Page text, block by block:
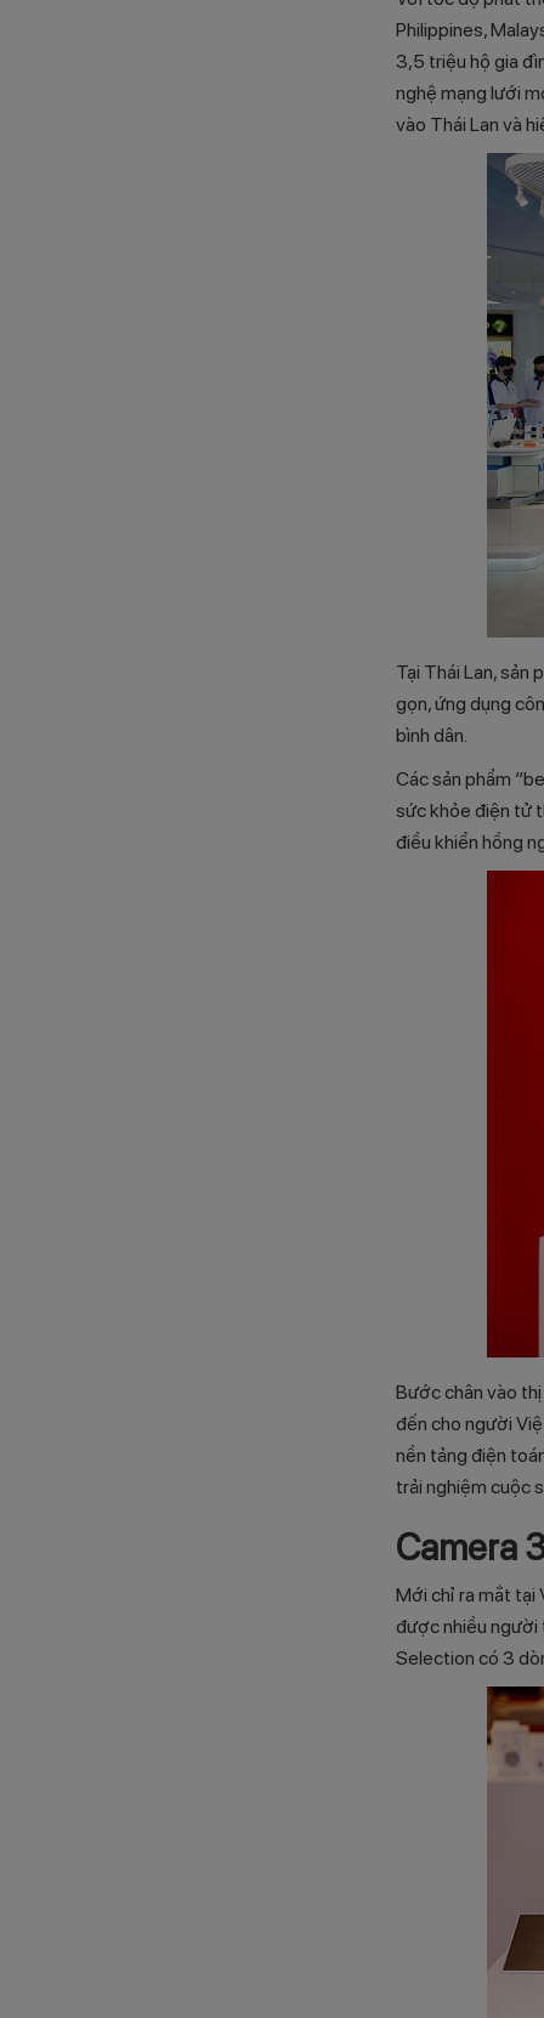
Philippines,
3,5 triệu hộ gia
nghệ mạng lưới
vào Thái Lan và
Tại Thái Lan,
gọn, ứng dụng
bình dân.
Các sản phẩm
sức khỏe điện tử
điều khiển hồng
Bước chân vào
đến cho người
nền tảng điện
trải nghiệm cuộc
Camera
Mới chỉ ra mắt tại
được nhiều người
Selection có 3